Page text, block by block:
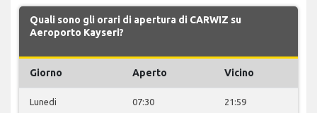
Quali sono gli orari di apertura di CARWIZ su
Aeroporto Kayseri?
Giorno Aperto Vicino
Lunedi 07:30 21:59